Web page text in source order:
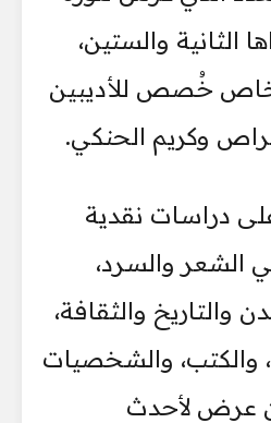
الثانية والستين،
خُصص للأديبين
وكريم الحنكي.
دراسات نقدية
الشعر والسرد،
والتاريخ والثقافة،
والكتب، والشخصيات
عرض لأحدث